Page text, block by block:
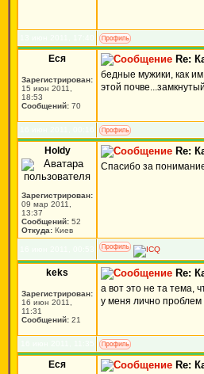
Еся
Зарегистрирован:
15 июн 2011,
18:53
Сообщений: 70
Re:
бедные мужики, как
этой почве...замкнутый
Holdy
Зарегистрирован:
09 мар 2011,
13:37
Сообщений: 52
Откуда: Киев
Re:
Спасибо за
keks
Зарегистрирован:
16 июн 2011,
11:31
Сообщений: 21
Re:
а вот это не та тема,
у меня лично проблем
Еся Re: